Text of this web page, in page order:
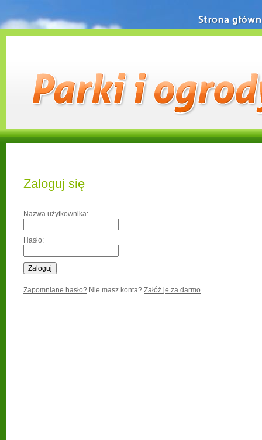
Zaloguj się
Nazwa użytkownika:
Hasło:
Zapomniane hasło? Nie masz konta? Załóż je za darmo
Strona główna